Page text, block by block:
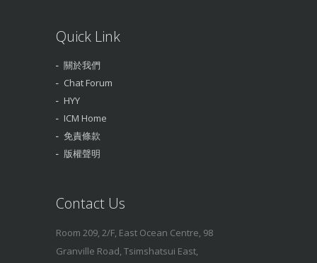
Quick Link
關於我們
Chat Forum
HYY
ICM Home
免責條款
版權聲明
Contact Us
Room 209, 2/F, East Ocean Centre, 98
Granville Road, Tsimshatsui East,